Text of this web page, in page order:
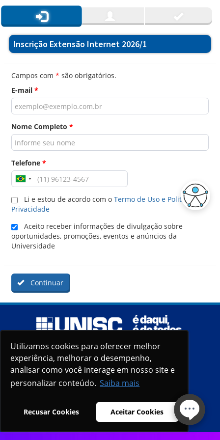
Utilizamos cookies para oferecer melhor
experiência, melhorar o desempenho,
analisar como você interage em nosso site e
personalizar conteúdo. Saiba mais
Recusar Cookies Aceitar Cookies
Utilizamos cookies para oferecer melhor
experiência, melhorar o desempenho,
analisar como você interage em nosso site e
personalizar conteúdo. Saiba mais
Recusar Cookies Aceitar Cookies
Inscrição Extensão Internet 2026/1
Campos com * são obrigatórios.
E-mail *
Nome Completo *
Telefone *
Li e estou de acordo com o Termo de Uso e Politica de
Privacidade
Aceito receber informações de divulgação sobre
oportunidades, promoções, eventos e anúncios da
Universidade
Continuar